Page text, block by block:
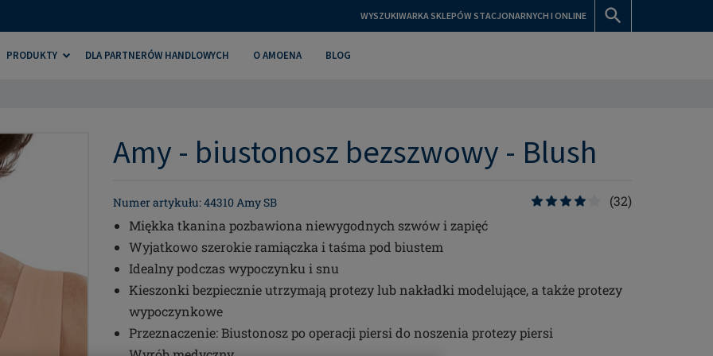
WYSZUKIWARKA SKLEPÓW STACJONARNYCH I ONLINE
PRODUKTY DLA PARTNERÓW HANDLOWYCH O AMOENA BLOG
Amy - biustonosz bezszwowy - Blush
Numer artykułu: 44310 Amy SB
(32)
Miękka tkanina pozbawiona niewygodnych szwów i zapięć
Wyjatkowo szerokie ramiączka i taśma pod biustem
Idealny podczas wypoczynku i snu
Kieszonki bezpiecznie utrzymają protezy lub nakładki modelujące, a także protezy
wypoczynkowe
Przeznaczenie: Biustonosz po operacji piersi do noszenia protezy piersi